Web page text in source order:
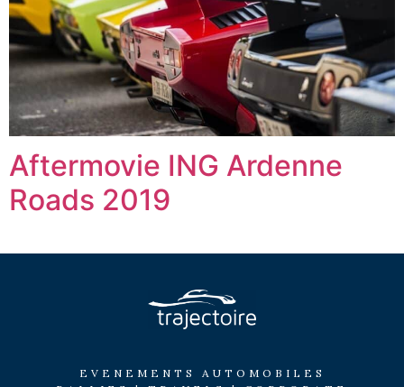
Aftermovie ING Ardenne
Roads 2019
EVENEMENTS AUTOMOBILES